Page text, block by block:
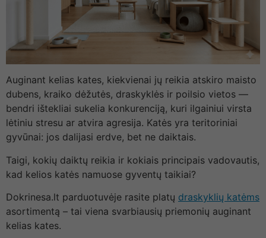
Auginant kelias kates, kiekvienai jų reikia atskiro maisto
dubens, kraiko dėžutės, draskyklės ir poilsio vietos —
bendri ištekliai sukelia konkurenciją, kuri ilgainiui virsta
lėtiniu stresu ar atvira agresija. Katės yra teritoriniai
gyvūnai: jos dalijasi erdve, bet ne daiktais.
Taigi, kokių daiktų reikia ir kokiais principais vadovautis,
kad kelios katės namuose gyventų taikiai?
Dokrinesa.lt parduotuvėje rasite platų draskyklių katėms
asortimentą – tai viena svarbiausių priemonių auginant
kelias kates.